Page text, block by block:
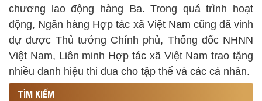
chương lao động hàng Ba. Trong quá trình hoạt
động, Ngân hàng Hợp tác xã Việt Nam cũng đã vinh
dự được Thủ tướng Chính phủ, Thống đốc NHNN
Việt Nam, Liên minh Hợp tác xã Việt Nam trao tặng
nhiều danh hiệu thi đua cho tập thể và các cá nhân.
TÌM KIẾM